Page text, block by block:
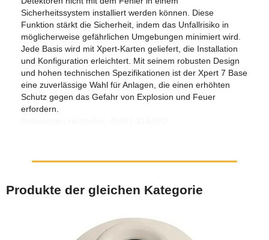
Sicherheitssystem installiert werden können. Diese
Funktion stärkt die Sicherheit, indem das Unfallrisiko in
möglicherweise gefährlichen Umgebungen minimiert wird.
Jede Basis wird mit Xpert-Karten geliefert, die Installation
und Konfiguration erleichtert. Mit seinem robusten Design
und hohen technischen Spezifikationen ist der Xpert 7 Base
eine zuverlässige Wahl für Anlagen, die einen erhöhten
Schutz gegen das Gefahr von Explosion und Feuer
erfordern.
Produkte der gleichen Kategorie